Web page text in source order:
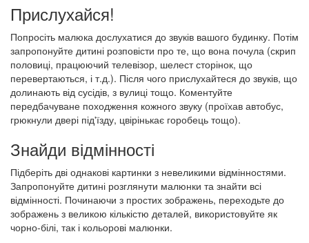
Прислухайся!
Попросіть малюка дослухатися до звуків вашого будинку. Потім
запропонуйте дитині розповісти про те, що вона почула (скрип
половиці, працюючий телевізор, шелест сторінок, що
перевертаються, і т.д.). Після чого прислухайтеся до звуків, що
долинають від сусідів, з вулиці тощо. Коментуйте
передбачуване походження кожного звуку (проїхав автобус,
грюкнули двері під'їзду, цвірінькає горобець тощо).
Знайди відмінності
Підберіть дві однакові картинки з невеликими відмінностями.
Запропонуйте дитині розглянути малюнки та знайти всі
відмінності. Починаючи з простих зображень, переходьте до
зображень з великою кількістю деталей, використовуйте як
чорно-білі, так і кольорові малюнки.